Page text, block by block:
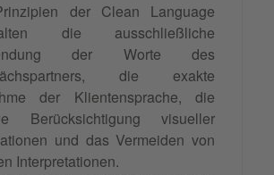
der Clean Language
die ausschließliche
der Worte des
die exakte
der Klientensprache, die
Berücksichtigung visueller
und das Vermeiden von
Interpretationen.